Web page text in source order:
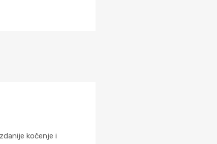
kočenje i